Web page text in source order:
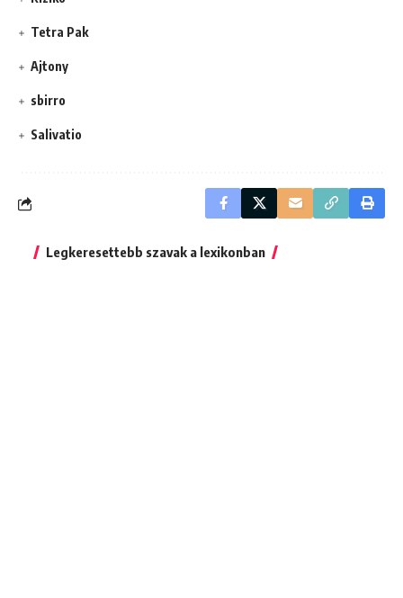
Tetra Pak
Ajtony
sbirro
Salivatio
Legkeresettebb szavak a lexikonban